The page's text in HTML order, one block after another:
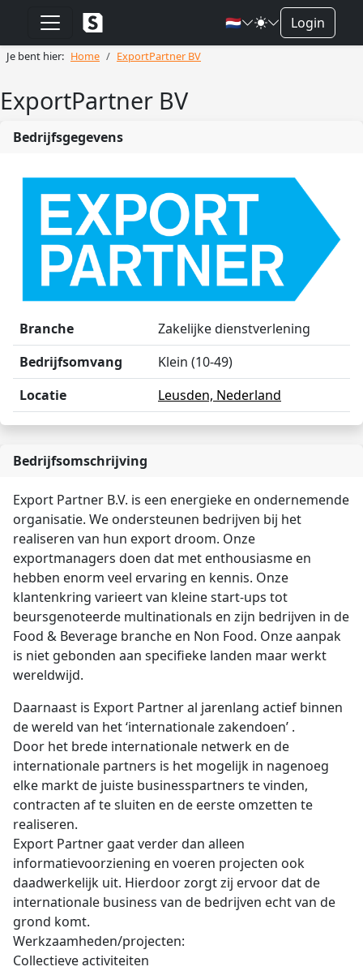
🇳🇱 Login
Je bent hier: Home ExportPartner BV
ExportPartner BV
Bedrijfsgegevens
Branche
Zakelijke dienstverlening
Bedrijfsomvang
Klein (10-49)
Locatie
Leusden, Nederland
Bedrijfsomschrijving
Export Partner B.V. is een energieke en ondernemende
organisatie. We ondersteunen bedrijven bij het
realiseren van hun export droom. Onze
exportmanagers doen dat met enthousiasme en
hebben enorm veel ervaring en kennis. Onze
klantenkring varieert van kleine start-ups tot
beursgenoteerde multinationals en zijn bedrijven in de
Food & Beverage branche en Non Food. Onze aanpak
is niet gebonden aan specifieke landen maar werkt
wereldwijd.
Daarnaast is Export Partner al jarenlang actief binnen
de wereld van het ‘internationale zakendoen’ .
Door het brede internationale netwerk en de
internationale partners is het mogelijk in nagenoeg
elke markt de juiste businesspartners te vinden,
contracten af te sluiten en de eerste omzetten te
realiseren.
Export Partner gaat verder dan alleen
informatievoorziening en voeren projecten ook
daadwerkelijk uit. Hierdoor zorgt zij ervoor dat de
internationale business van de bedrijven echt van de
grond komt.
Werkzaamheden/projecten:
Collectieve activiteiten